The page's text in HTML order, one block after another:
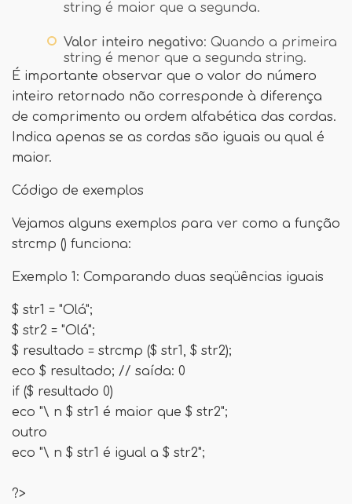
string é maior que a segunda.
Valor inteiro negativo: Quando a primeira
string é menor que a segunda string.
É importante observar que o valor do número
inteiro retornado não corresponde à diferença
de comprimento ou ordem alfabética das cordas.
Indica apenas se as cordas são iguais ou qual é
maior.
Código de exemplos
Vejamos alguns exemplos para ver como a função
strcmp () funciona:
Exemplo 1: Comparando duas seqüências iguais
$ str1 = "Olá";
$ str2 = "Olá";
$ resultado = strcmp ($ str1, $ str2);
eco $ resultado; // saída: 0
if ($ resultado 0)
eco "\ n $ str1 é maior que $ str2";
outro
eco "\ n $ str1 é igual a $ str2";
?>